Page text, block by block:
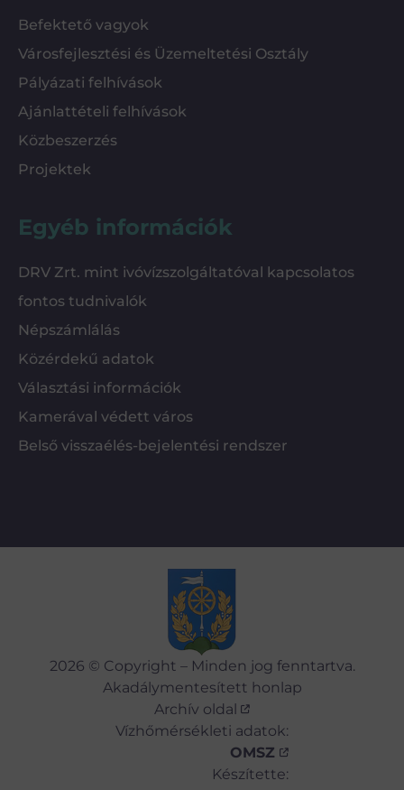
Befektető vagyok
Városfejlesztési és Üzemeltetési Osztály
Pályázati felhívások
Ajánlattételi felhívások
Közbeszerzés
Projektek
Egyéb információk
DRV Zrt. mint ivóvízszolgáltatóval kapcsolatos
fontos tudnivalók
Népszámlálás
Közérdekű adatok
Választási információk
Kamerával védett város
Belső visszaélés-bejelentési rendszer
2026 © Copyright – Minden jog fenntartva.
Akadálymentesített honlap
Archív oldal
Vízhőmérsékleti adatok:
OMSZ
Készítette: